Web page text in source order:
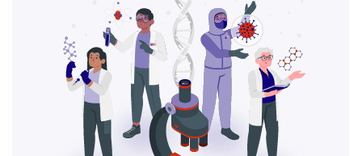
Безопасный и точный метод для
обследования внутренних органов.